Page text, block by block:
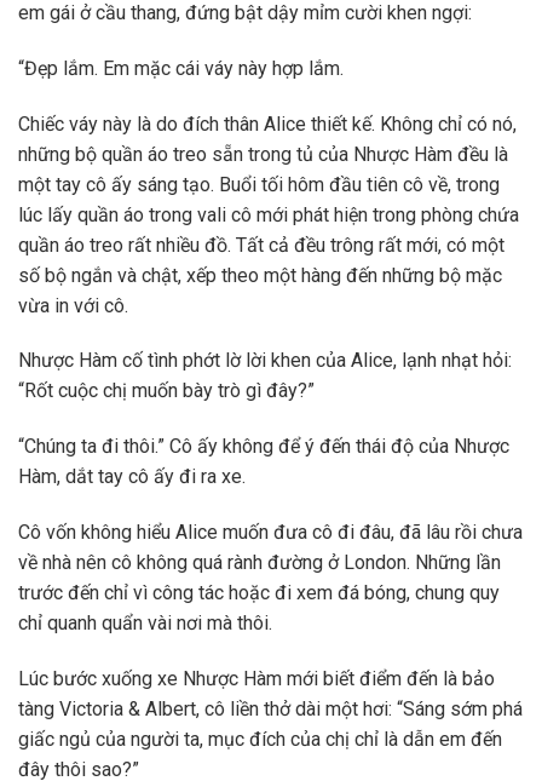
em gái ở cầu thang, đứng bật dậy mỉm cười khen ngợi:
“Đẹp lắm. Em mặc cái váy này hợp lắm.
Chiếc váy này là do đích thân Alice thiết kế. Không chỉ có nó,
những bộ quần áo treo sẵn trong tủ của Nhược Hàm đều là
một tay cô ấy sáng tạo. Buổi tối hôm đầu tiên cô về, trong
lúc lấy quần áo trong vali cô mới phát hiện trong phòng chứa
quần áo treo rất nhiều đồ. Tất cả đều trông rất mới, có một
số bộ ngắn và chật, xếp theo một hàng đến những bộ mặc
vừa in với cô.
Nhược Hàm cố tình phớt lờ lời khen của Alice, lạnh nhạt hỏi:
“Rốt cuộc chị muốn bày trò gì đây?”
“Chúng ta đi thôi.” Cô ấy không để ý đến thái độ của Nhược
Hàm, dắt tay cô ấy đi ra xe.
Cô vốn không hiểu Alice muốn đưa cô đi đâu, đã lâu rồi chưa
về nhà nên cô không quá rành đường ở London. Những lần
trước đến chỉ vì công tác hoặc đi xem đá bóng, chung quy
chỉ quanh quẩn vài nơi mà thôi.
Lúc bước xuống xe Nhược Hàm mới biết điểm đến là bảo
tàng Victoria & Albert, cô liền thở dài một hơi: “Sáng sớm phá
giấc ngủ của người ta, mục đích của chị chỉ là dẫn em đến
đây thôi sao?”